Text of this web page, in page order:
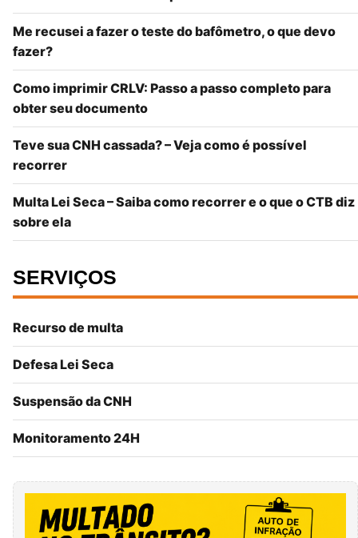
Me recusei a fazer o teste do bafômetro, o que devo
fazer?
Como imprimir CRLV: Passo a passo completo para
obter seu documento
Teve sua CNH cassada? – Veja como é possível
recorrer
Multa Lei Seca – Saiba como recorrer e o que o CTB diz
sobre ela
SERVIÇOS
Recurso de multa
Defesa Lei Seca
Suspensão da CNH
Monitoramento 24H